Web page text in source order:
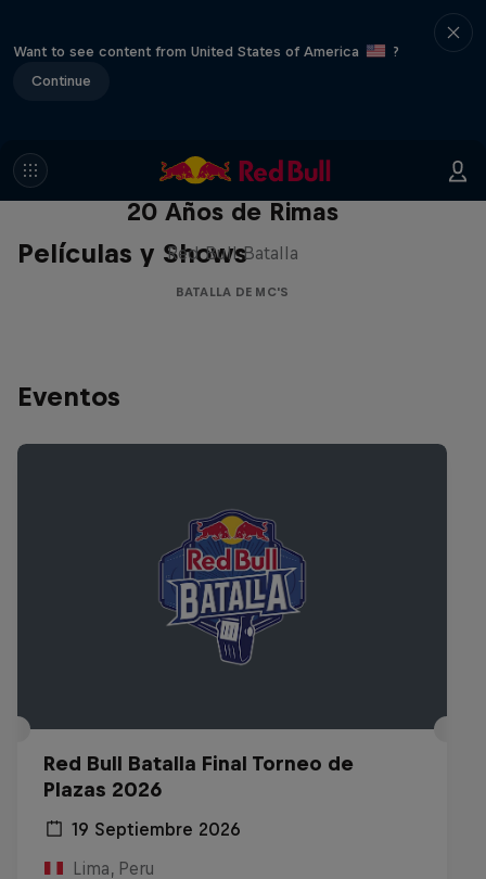
Want to see content from United States of America
?
Continue
Películas y Shows
Red Bull Batalla Nueva Historia:
20 Años de Rimas
Red Bull Batalla
BATALLA DE MC'S
Eventos
Red Bull Batalla Final Torneo de
Plazas 2026
19 Septiembre 2026
Lima, Peru